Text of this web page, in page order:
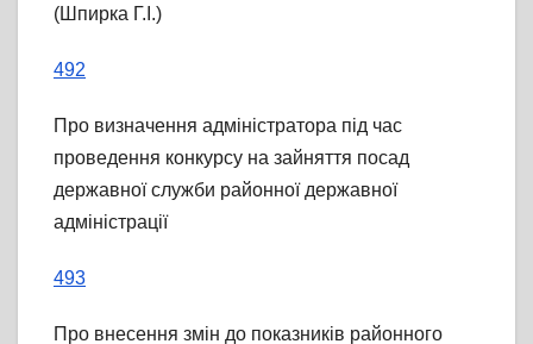
(Шпирка Г.І.)
492
Про визначення адміністратора під час
проведення конкурсу на зайняття посад
державної служби районної державної
адміністрації
493
Про внесення змін до показників районного